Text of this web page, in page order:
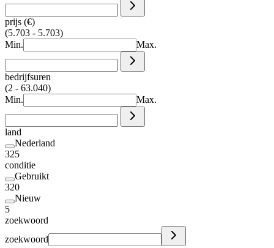
prijs (€)
(5.703 - 5.703)
Min.
Max.
bedrijfsuren
(2 - 63.040)
Min.
Max.
land
Nederland
325
conditie
Gebruikt
320
Nieuw
5
zoekwoord
zoekwoord